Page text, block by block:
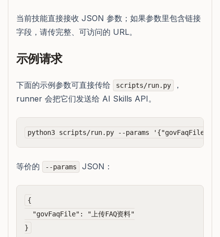
当前技能直接接收 JSON 参数；如果参数里包含链接
字段，请传完整、可访问的 URL。
示例请求
下面的示例参数可直接传给 scripts/run.py
，
runner 会把它们发送给 AI Skills API。
等价的 --params JSON：
{
  "govFaqFile": "上传FAQ资料"